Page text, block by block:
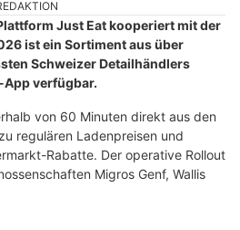
Just Eat kooperiert mit der
ist ein Sortiment aus über
Schweizer Detailhändlers
verfügbar.
von 60 Minuten direkt aus den
regulären Ladenpreisen und
Rabatte. Der operative Rollout
Migros Genf, Wallis